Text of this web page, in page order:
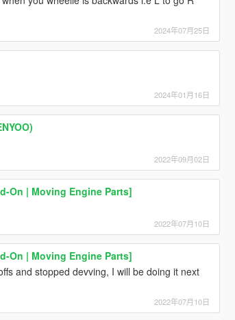
2024年07月25日
2024年01月16日
2022年09月02日
On | Moving Engine Parts]
2022年07月10日
On | Moving Engine Parts]
and stopped devving, I will be doing it next
2022年07月10日